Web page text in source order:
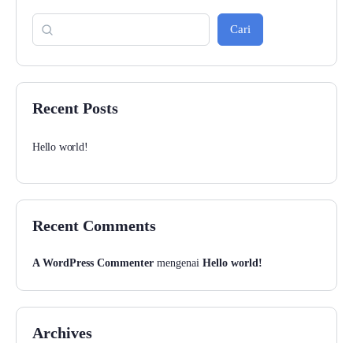
Cari
Recent Posts
Hello world!
Recent Comments
A WordPress Commenter mengenai Hello world!
Archives